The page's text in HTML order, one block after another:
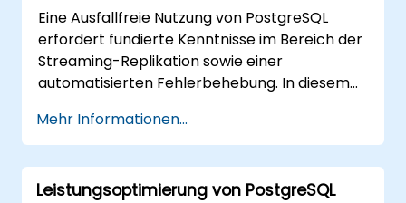
Eine Ausfallfreie Nutzung von PostgreSQL
erfordert fundierte Kenntnisse im Bereich der
Streaming-Replikation sowie einer
automatisierten Fehlerbehebung. In diesem
Replikationsverfahren, gestufte Replikation,
das Archivieren von Transaktionsprotokollen,
Erstellung von Basis-Backups sowie die
Überwachung von Streaming-Setups
Mehr Informationen...
Leistungsoptimierung von PostgreSQL